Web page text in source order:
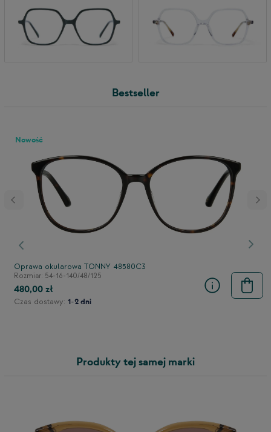
Bestseller
Poprzedni
Nowość
Oprawa okularowa TONNY 48580C3
Rozmiar: 54-16-140/48/125
480,00 zł
Czas dostawy: 1-2 dni
Produkty tej samej marki